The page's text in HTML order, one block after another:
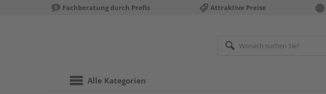
Fachberatung durch Profis Attraktive Preise
Alle Kategorien